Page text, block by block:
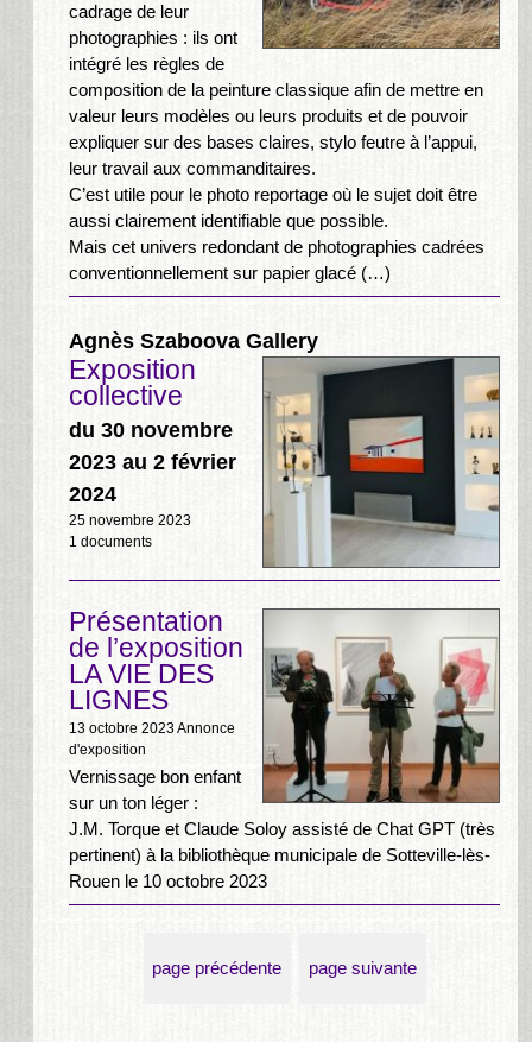
cadrage de leur
photographies : ils ont
intégré les règles de
composition de la peinture classique afin de mettre en
valeur leurs modèles ou leurs produits et de pouvoir
expliquer sur des bases claires, stylo feutre à l’appui,
leur travail aux commanditaires.
C’est utile pour le photo reportage où le sujet doit être
aussi clairement identifiable que possible.
Mais cet univers redondant de photographies cadrées
conventionnellement sur papier glacé (…)
Agnès Szaboova Gallery
Exposition
collective
du 30 novembre
2023 au 2 février
2024
25 novembre 2023
1 documents
Présentation
de l’exposition
LA VIE DES
LIGNES
13 octobre 2023Annonce
d'exposition
Vernissage bon enfant
sur un ton léger :
J.M. Torque et Claude Soloy assisté de Chat GPT (très
pertinent) à la bibliothèque municipale de Sotteville-lès-
Rouen le 10 octobre 2023
page précédente page suivante